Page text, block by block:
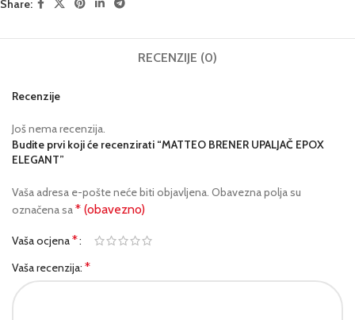
Share:
RECENZIJE (0)
Recenzije
Još nema recenzija.
Budite prvi koji će recenzirati “MATTEO BRENER UPALJAČ EPOX
ELEGANT”
Vaša adresa e-pošte neće biti objavljena. Obavezna polja su
označena sa* (obavezno)
Vaša ocjena*
Vaša recenzija: *